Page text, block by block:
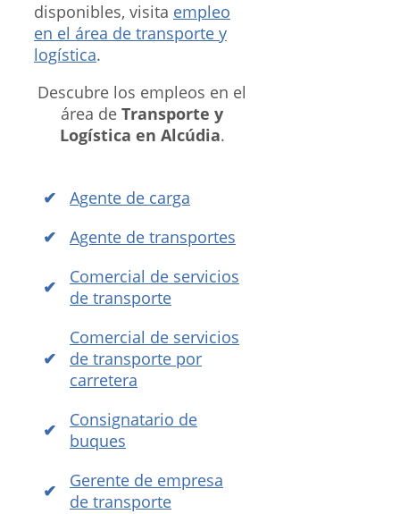
disponibles, visita empleo
en el área de transporte y
logística.
Descubre los empleos en el
área deTransporte y
Logística en Alcúdia.
Agente de carga
Agente de transportes
Comercial de servicios
de transporte
Comercial de servicios
de transporte por
carretera
Consignatario de
buques
Gerente de empresa
de transporte